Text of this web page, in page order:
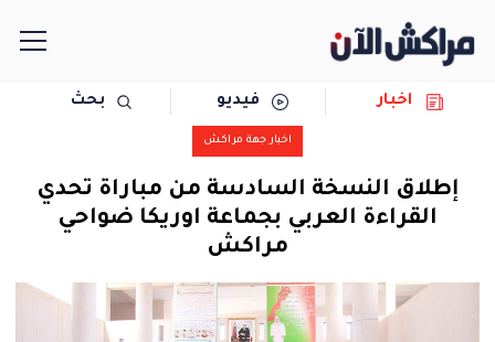
سياسة
رياضة
اخبار فيديو بحث
اخبار جهة مراكش
إطلاق النسخة السادسة من مباراة تحدي
القراءة العربي بجماعة اوريكا ضواحي
مراكش